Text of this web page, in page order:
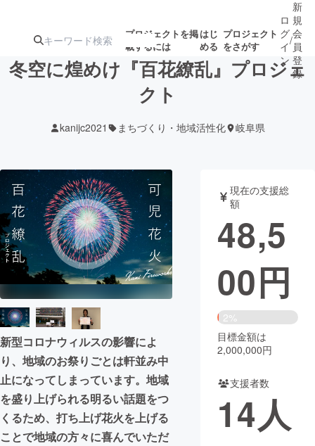
プロジェクトを掲
載するには
はじ
める
プロジェクト
をさがす
ターン
ジェクト
募集終了が近いプ
ロジェクト
されます
アート・写真 音楽
テクノロジー・ガジェット ゲーム・
映像・映画 書籍・雑誌
ビジネス・起業 チャレンジ
まちづくり・地域活性化
CAMPFIRE for Social Good
CAMPFIRE Creation
CAMPFIREふるさと納税machi-ya コミュニティ
ロ
グ
イ
ン
/
新
規
会
員
登
録
冬空に煌めけ『百花繚乱』プロジェ
クト
kanijc2021 まちづくり・地域活性化 岐阜県
新型コロナウィルスの影響によ
り、地域のお祭りごとは軒並み中
止になってしまっています。地域
を盛り上げられる明るい話題をつ
くるため、打ち上げ花火を上げる
ことで地域の方々に喜んでいただ
現在の支援総
額
48,5
00円
2%
目標金額は
2,000,000円
支援者数
14人